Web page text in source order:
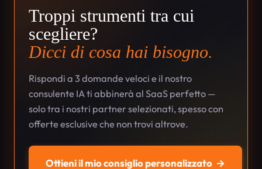
Troppi strumenti tra cui
scegliere?
Dicci di cosa hai bisogno.
Rispondi a 3 domande veloci e il nostro
consulente IA ti abbinerà al SaaS perfetto —
solo tra i nostri partner selezionati, spesso con
offerte esclusive che non trovi altrove.
Ottieni il mio consiglio personalizzato →